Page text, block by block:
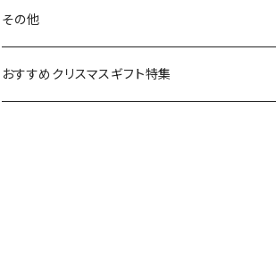
ガラスウェア
カトラリー
ピーターラビット
ポケットモンスター
LAURA ASHLEY(ローラ アシュレイ)
Finlayson(フィンレイソン)
Cecera(セセラ)
CELEC(セレック)
さざなみ
吉祥
その他
リサイクル食器
おすすめクリスマスギフト特集